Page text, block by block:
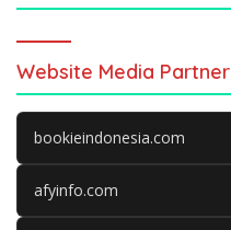
Website Media Partner
bookieindonesia.com
afyinfo.com